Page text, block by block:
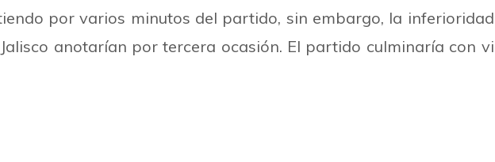
por varios minutos del partido, sin embargo, la
anotarían por tercera ocasión. El partido culminaría con